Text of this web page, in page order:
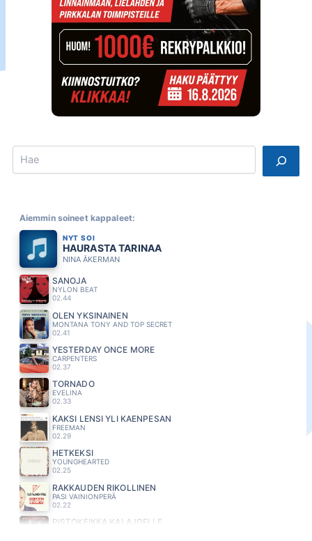
Search
Aiemmin soineet kappaleet:
NYT SOI
HAURASTA TARINAA
NINA ÅKERMAN
SANOJA
NYLON BEAT
02.44
OLEN YKSINAINEN
MONTANA TONY AND TOP SECRET
02.41
YESTERDAY ONCE MORE
CARPENTERS
02.37
TORNADO
EVELINA
02.33
KAKSI LENSI YLI KAENPESAN
FREEMAN
02.29
HETKEKSI
YOUNGHEARTED
02.25
RAKKAUDEN RIKOLLINEN
PASI VAINIONPERÄ
02.22
PISTOKEIKKA KALAJOELLE